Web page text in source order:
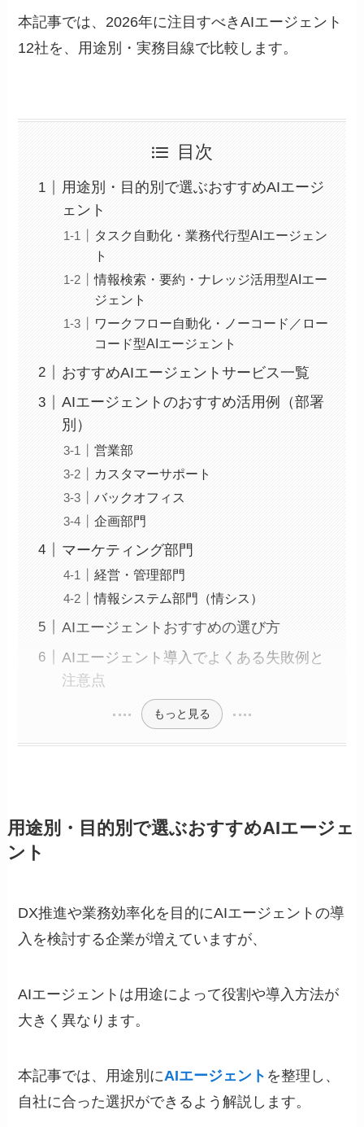
本記事では、2026年に注目すべきAIエージェント
12社を、用途別・実務目線で比較します。
目次
用途別・目的別で選ぶおすすめAIエージ
ェント
タスク自動化・業務代行型AIエージェン
ト
情報検索・要約・ナレッジ活用型AIエー
ジェント
ワークフロー自動化・ノーコード／ロー
コード型AIエージェント
おすすめAIエージェントサービス一覧
AIエージェントのおすすめ活用例（部署
別）
営業部
カスタマーサポート
バックオフィス
企画部門
マーケティング部門
経営・管理部門
情報システム部門（情シス）
AIエージェントおすすめの選び方
AIエージェント導入でよくある失敗例と
注意点
もっと見る
用途別・目的別で選ぶおすすめAIエージェ
ント
DX推進や業務効率化を目的にAIエージェントの導
入を検討する企業が増えていますが、
AIエージェントは用途によって役割や導入方法が
大きく異なります。
本記事では、用途別にAIエージェント を整理し、
自社に合った選択ができるよう解説します。